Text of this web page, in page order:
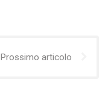
Prossimo articolo